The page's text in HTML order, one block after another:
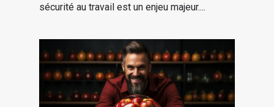
sécurité au travail est un enjeu majeur....